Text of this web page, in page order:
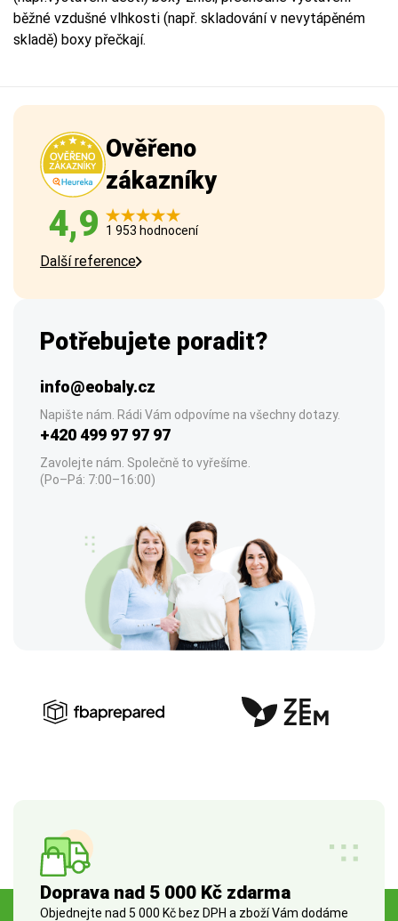
běžné vzdušné vlhkosti (např. skladování v nevytápěném
skladě) boxy přečkají.
Ověřeno
zákazníky
4,9 1 953 hodnocení
Další reference
Potřebujete poradit?
info@eobaly.cz
Napište nám. Rádi Vám odpovíme na všechny dotazy.
+420 499 97 97 97
Zavolejte nám. Společně to vyřešíme.
(Po–Pá: 7:00–16:00)
Doprava nad 5 000 Kč zdarma
Objednejte nad 5 000 Kč bez DPH a zboží Vám dodáme